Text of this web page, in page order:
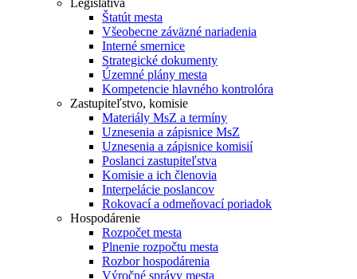
Legislatíva
Štatút mesta
Všeobecne záväzné nariadenia
Interné smernice
Strategické dokumenty
Územné plány mesta
Kompetencie hlavného kontrolóra
Zastupiteľstvo, komisie
Materiály MsZ a termíny
Uznesenia a zápisnice MsZ
Uznesenia a zápisnice komisií
Poslanci zastupiteľstva
Komisie a ich členovia
Interpelácie poslancov
Rokovací a odmeňovací poriadok
Hospodárenie
Rozpočet mesta
Plnenie rozpočtu mesta
Rozbor hospodárenia
Výročné správy mesta